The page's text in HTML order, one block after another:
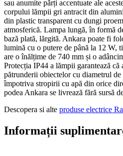
sau anumite părți accentuate ale
corpului lămpii gri antracit din
din plastic transparent cu dungi
atmosferică. Lampa lungă, în formă
bază plată, lărgită. Ankara poate fi
lumină cu o putere de până la 12 W,
are o înălțime de 740 mm și o
Protecția IP44 a lămpii garantează că
pătrunderii obiectelor cu diametrul
împotriva stropirii cu apă din orice
podea Ankara se livrează fără sursă
Descopera si alte produse electrice
Informații